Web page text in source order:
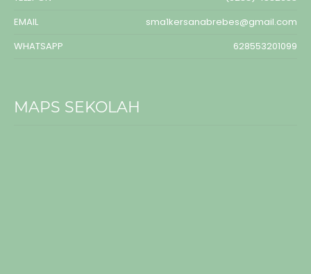
EMAIL
sma1kersanabrebes@gmail.com
WHATSAPP
628553201099
MAPS SEKOLAH